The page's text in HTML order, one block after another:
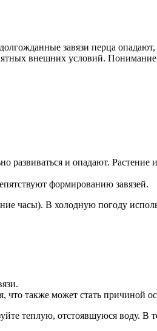
завязи перца опадают,
внешних условий.
развиваться и опадают. Растение
формированию завязей.
часы). В холодную погоду
также может стать причиной
теплую, отстоявшуюся воду. В